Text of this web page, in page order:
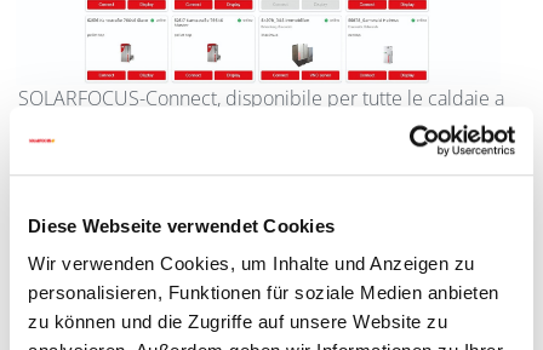
Diese Webseite verwendet Cookies
Wir verwenden Cookies, um Inhalte und Anzeigen zu
personalisieren, Funktionen für soziale Medien anbieten
zu können und die Zugriffe auf unsere Website zu
SOLARFOCUS-Connect, disponibile per tutte le caldaie a
pellet e pompe di calore, è una piattaforma ed app a
pagamento. A differenza della mySOLARFOCUSApp, puoi
regolare tutte le funzioni del tuo generatore da remoto in
concedere l‘accesso ad altri utenti come ad esempio al tuo
installatore. Questo presenta un grande vantaggio per
poter chiarire delle domande relativo al funzionamento o
relative ad impostazioni in tempo reale sul display.